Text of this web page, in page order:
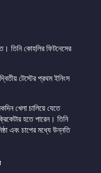
তিনি কোহলির ফিটনেসের
টেস্টের প্রথম ইনিংস
খেলা চালিয়ে যেতে
হতে পারেন। তিনি
এবং চাপের মধ্যে উন্নতি